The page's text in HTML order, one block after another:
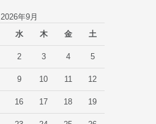
2026年9月
水 木 金 土
2 3 4 5
9 10 11 12
16 17 18 19